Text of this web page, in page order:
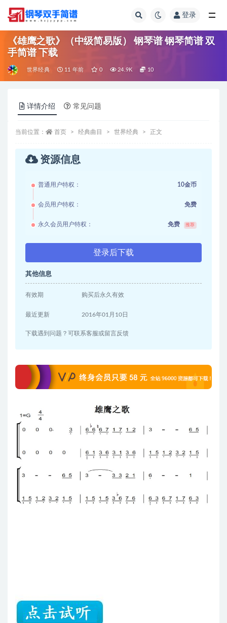
登录
《雄鹰之歌》（中级简易版） 钢琴谱 钢琴简谱 双
手简谱 下载
世界经典 11 年前 0 24.9K 10
详情介绍 常见问题
当前位置： 首页 经典曲目 世界经典 正文
资源信息
普通用户特权： 10金币
会员用户特权： 免费
永久会员用户特权： 免费 推荐
登录后下载
其他信息
有效期 购买后永久有效
最近更新 2016年01月10日
下载遇到问题？可联系客服或留言反馈